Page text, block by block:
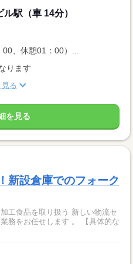
駅（車 14分）
、休憩01：00）...
ります
見る
を見る
新設倉庫でのフォーク
工食品を取り扱う 新しい物流セ
任せします 。 【具体的な